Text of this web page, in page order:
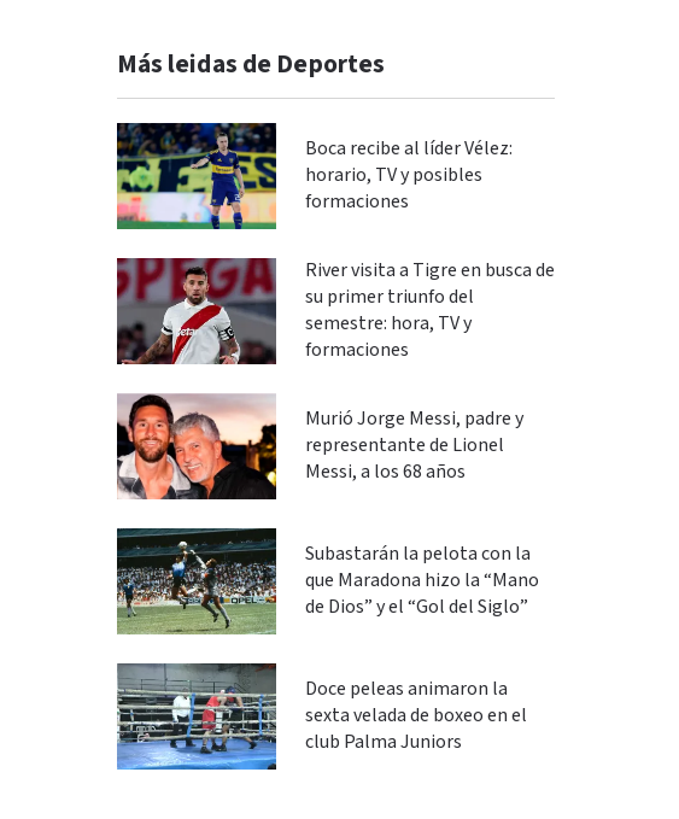
Más leidas de Deportes
Boca recibe al líder Vélez:
horario, TV y posibles
formaciones
River visita a Tigre en busca de
su primer triunfo del
semestre: hora, TV y
formaciones
Murió Jorge Messi, padre y
representante de Lionel
Messi, a los 68 años
Subastarán la pelota con la
que Maradona hizo la “Mano
de Dios” y el “Gol del Siglo”
Doce peleas animaron la
sexta velada de boxeo en el
club Palma Juniors